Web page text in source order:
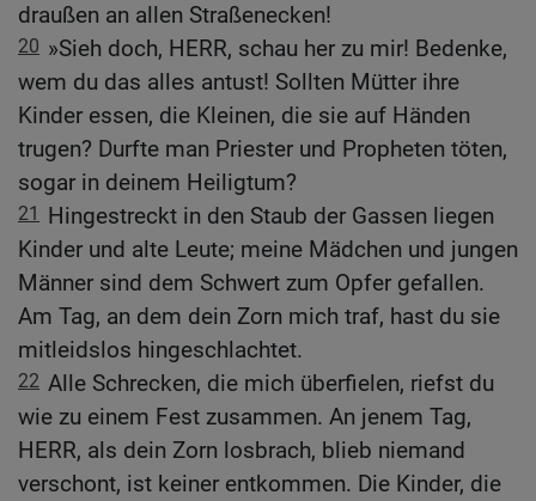
draußen an allen Straßenecken!
20 »Sieh doch, HERR, schau her zu mir! Bedenke,
wem du das alles antust! Sollten Mütter ihre
Kinder essen, die Kleinen, die sie auf Händen
trugen? Durfte man Priester und Propheten töten,
sogar in deinem Heiligtum?
21
Hingestreckt in den Staub der Gassen liegen
Kinder und alte Leute; meine Mädchen und jungen
Männer sind dem Schwert zum Opfer gefallen.
Am Tag, an dem dein Zorn mich traf, hast du sie
mitleidslos hingeschlachtet.
22 Alle Schrecken, die mich überfielen, riefst du
wie zu einem Fest zusammen. An jenem Tag,
HERR, als dein Zorn losbrach, blieb niemand
verschont, ist keiner entkommen. Die Kinder, die